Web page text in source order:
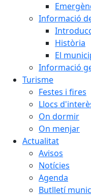
Informació
Història
El
Informació
Turisme
Festes i fires
Llocs
On dormir
On menjar
Actualitat
Avisos
Notícies
Agenda
Butlletí